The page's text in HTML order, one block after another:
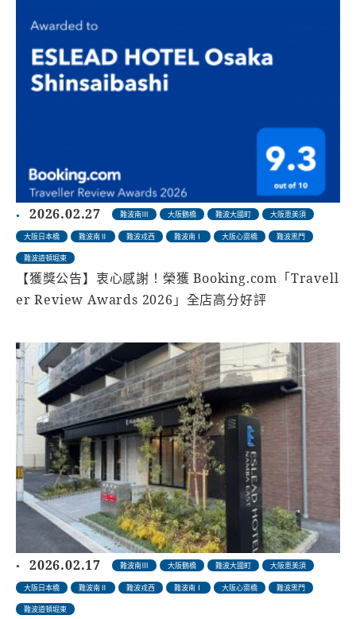
2026.02.27 難波南Ⅲ 大阪鶴橋 難波大國町 大阪恵美須
大阪日本橋 難波南Ⅱ 難波戎西 難波南Ⅰ 大阪心齋橋 難波黑門
難波道頓堀東
【獲獎公告】衷心感謝！榮獲 Booking.com「Travell
er Review Awards 2026」全店高分好評
2026.02.17 難波南Ⅲ 大阪鶴橋 難波大國町 大阪恵美須
大阪日本橋 難波南Ⅱ 難波戎西 難波南Ⅰ 大阪心齋橋 難波黑門
難波道頓堀東